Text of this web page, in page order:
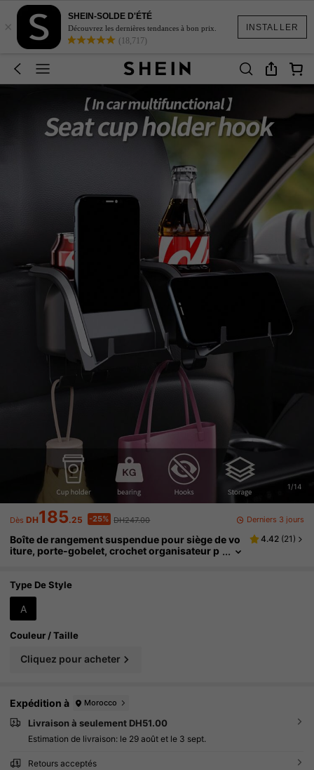
INSTALLER
×
SHEIN-SOLDE D'ÉTÉ
Découvrez les dernières tendances à bon prix.
(18,717)
1/14
Dès DH185.25 -25% DH247.00 Derniers 3 jours
Boîte de rangement suspendue pour siège de vo
iture, porte-gobelet, crochet organisateur p
4.42 (21 )
Type De Style
A
Couleur / Taille
Cliquez pour acheter
Expédition à Morocco
Livraison à seulement DH51.00
Estimation de livraison: le 29 août et le 3 sept.
Retours acceptés